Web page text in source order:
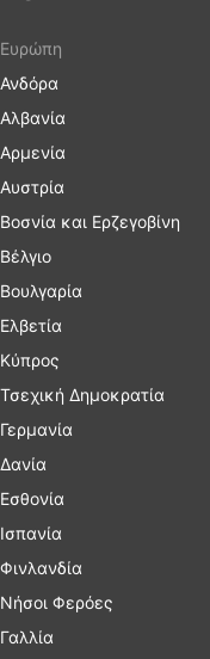
Ευρώπη
Ανδόρα
Αλβανία
Αρμενία
Αυστρία
Βοσνία και Ερζεγοβίνη
Βέλγιο
Βουλγαρία
Ελβετία
Κύπρος
Τσεχική Δημοκρατία
Γερμανία
Δανία
Εσθονία
Ισπανία
Φινλανδία
Νήσοι Φερόες
Γαλλία